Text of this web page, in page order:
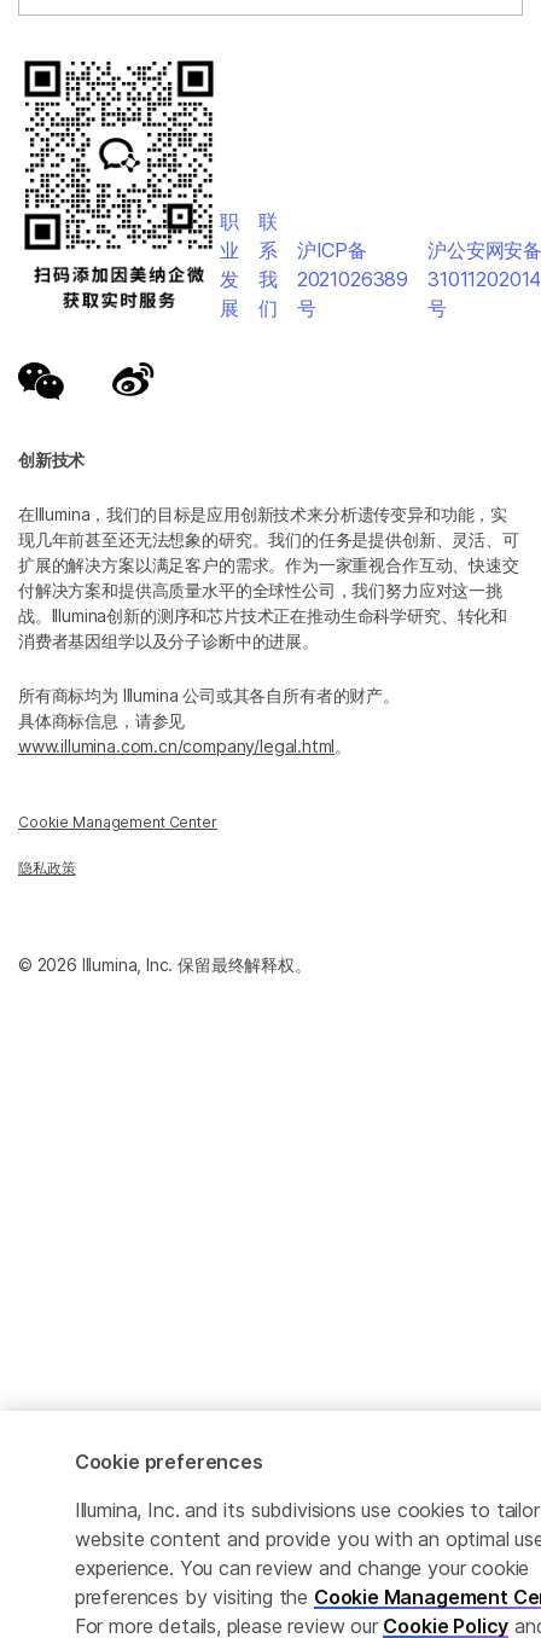
创新技术
在Illumina，我们的目标是应用创新技术来分析遗传变异和功能，实
现几年前甚至还无法想象的研究。我们的任务是提供创新、灵活、可
扩展的解决方案以满足客户的需求。作为一家重视合作互动、快速交
付解决方案和提供高质量水平的全球性公司，我们努力应对这一挑
战。Illumina创新的测序和芯片技术正在推动生命科学研究、转化和
消费者基因组学以及分子诊断中的进展。
所有商标均为 Illumina 公司或其各自所有者的财产。
具体商标信息，请参见
www.illumina.com.cn/company/legal.html。
Cookie Management Center
隐私政策
职
业
发
展
联
系
我
们
沪ICP备
2021026389
号
沪公安网安
号
© 2026 Illumina, Inc. 保留最终解释权。
Cookie preferences
Illumina, Inc. and its subdivisions use cookies to tailor
website content and provide you with an optimal
experience. You can review and change your cookie
preferences by visiting the Cookie Management
For more details, please review our Cookie Policy